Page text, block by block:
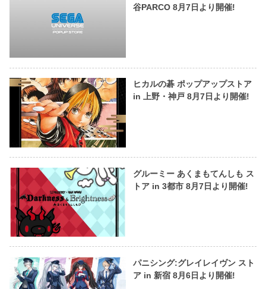
谷PARCO 8月7日より開催!
ヒカルの碁 ポップアップストア
in 上野・神戸 8月7日より開催!
グルーミー あくまもてんしも ス
トア in 3都市 8月7日より開催!
パニシング:グレイレイヴン スト
ア in 新宿 8月6日より開催!